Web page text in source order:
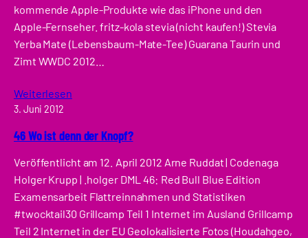
kommende Apple-Produkte wie das iPhone und den
Apple-Fernseher. fritz-kola stevia (nicht kaufen!) Stevia
Yerba Mate (Lebensbaum-Mate-Tee) Guarana Taurin und
Zimt WWDC 2012…
Weiterlesen
3. Juni 2012
46 Wo ist denn der Knopf?
Veröffentlicht am 12. April 2012 Arne Ruddat | Codenaga
Holger Krupp | .holger DML 46: Red Bull Blue Edition
Examensarbeit Flattreinnahmen und Statistiken
#twocktail30 Grillcamp Teil 1 Internet im Ausland Grillcamp
Teil 2 Internet in der EU Geolokalisierte Fotos (Houdahgeo,